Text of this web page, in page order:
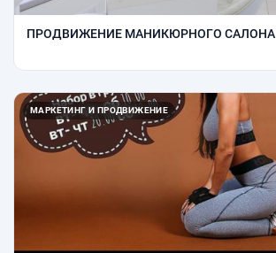
ПРОДВИЖЕНИЕ МАНИКЮРНОГО САЛОНА
МАРКЕТИНГ И ПРОДВИЖЕНИЕ